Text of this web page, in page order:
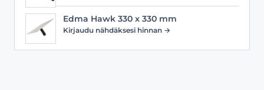
Edma Hawk 330 x 330 mm
Kirjaudu nähdäksesi hinnan →